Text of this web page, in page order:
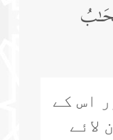
اس کے
لائے